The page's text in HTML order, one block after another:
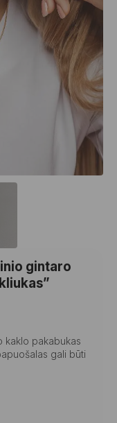
gintaro
kaklo pakabukas
gali būti